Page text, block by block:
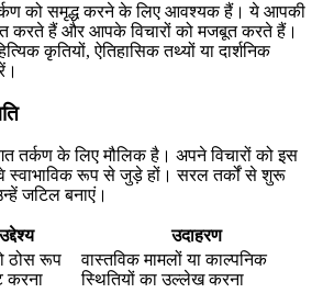
को समृद्ध करने के लिए आवश्यक हैं। ये आपकी
करते हैं और आपके विचारों को मजबूत करते हैं।
कृतियों, ऐतिहासिक तथ्यों या दार्शनिक
तर्कण के लिए मौलिक है। अपने विचारों को इस
स्वाभाविक रूप से जुड़े हों। सरल तर्कों से शुरू
जटिल बनाएं।
उदाहरण
ठोस रूप
करना
वास्तविक मामलों या काल्पनिक
स्थितियों का उल्लेख करना